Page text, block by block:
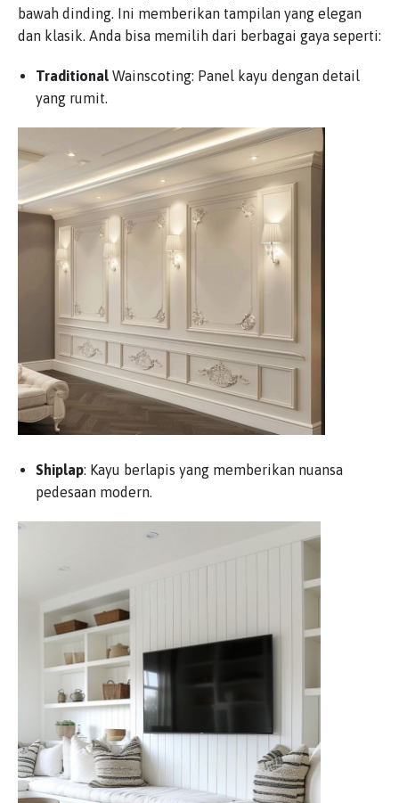
bawah dinding. Ini memberikan tampilan yang elegan
dan klasik. Anda bisa memilih dari berbagai gaya seperti:
Traditional Wainscoting: Panel kayu dengan detail
yang rumit.
Shiplap: Kayu berlapis yang memberikan nuansa
pedesaan modern.